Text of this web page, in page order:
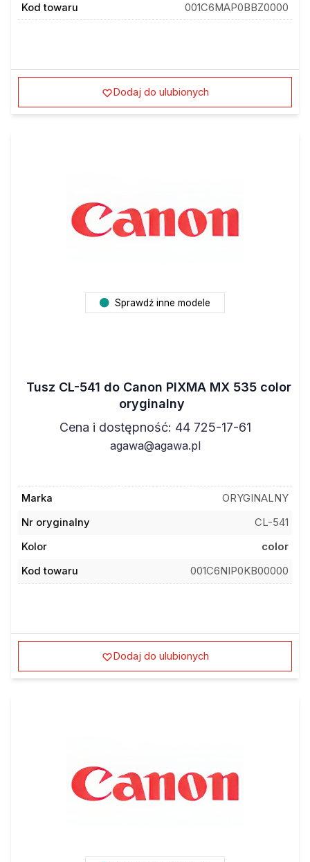
Kod towaru
001C6MAP0BBZ0000
Dodaj do ulubionych
Sprawdź inne modele
Tusz CL-541 do Canon PIXMA MX 535 color
oryginalny
Cena i dostępność: 44 725-17-61
agawa@agawa.pl
Marka
ORYGINALNY
Nr oryginalny
CL-541
Kolor
color
Kod towaru
001C6NIP0KB00000
Dodaj do ulubionych